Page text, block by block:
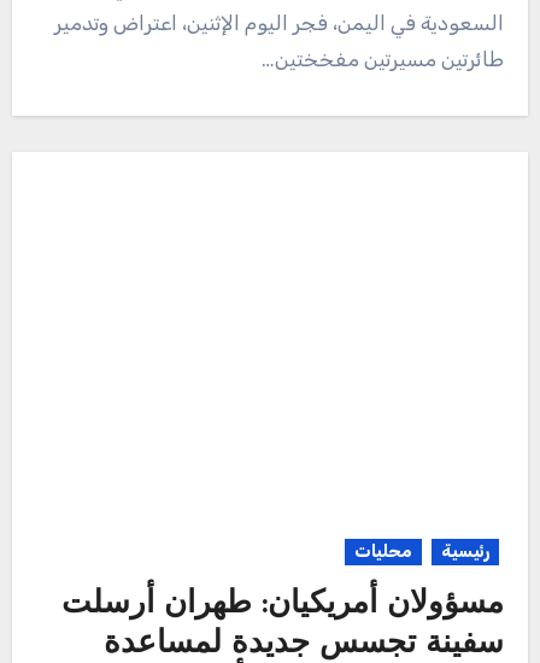
السعودية في اليمن، فجر اليوم الإثنين، اعتراض وتدمير
طائرتين مسيرتين مفخختين…
رئيسية محليات
مسؤولان أمريكيان: طهران أرسلت
سفينة تجسس جديدة لمساعدة